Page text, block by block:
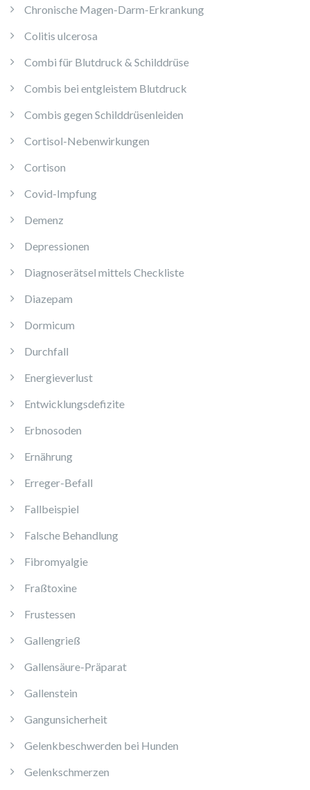
Chronische Magen-Darm-Erkrankung
Colitis ulcerosa
Combi für Blutdruck & Schilddrüse
Combis bei entgleistem Blutdruck
Combis gegen Schilddrüsenleiden
Cortisol-Nebenwirkungen
Cortison
Covid-Impfung
Demenz
Depressionen
Diagnoserätsel mittels Checkliste
Diazepam
Dormicum
Durchfall
Energieverlust
Entwicklungsdefizite
Erbnosoden
Ernährung
Erreger-Befall
Fallbeispiel
Falsche Behandlung
Fibromyalgie
Fraßtoxine
Frustessen
Gallengrieß
Gallensäure-Präparat
Gallenstein
Gangunsicherheit
Gelenkbeschwerden bei Hunden
Gelenkschmerzen